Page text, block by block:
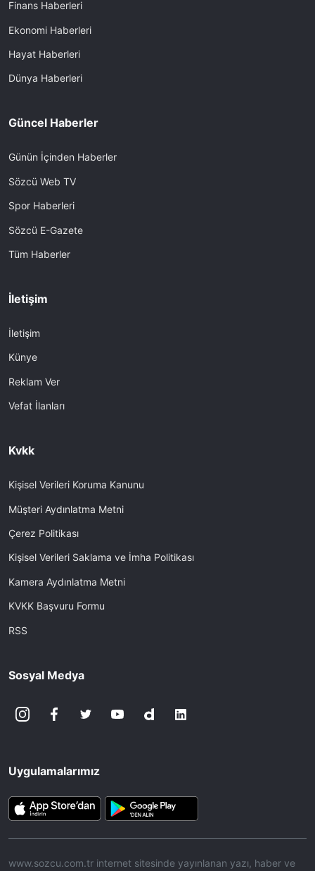
Finans Haberleri
Ekonomi Haberleri
Hayat Haberleri
Dünya Haberleri
Güncel Haberler
Günün İçinden Haberler
Sözcü Web TV
Spor Haberleri
Sözcü E-Gazete
Tüm Haberler
İletişim
İletişim
Künye
Reklam Ver
Vefat İlanları
Kvkk
Kişisel Verileri Koruma Kanunu
Müşteri Aydınlatma Metni
Çerez Politikası
Kişisel Verileri Saklama ve İmha Politikası
Kamera Aydınlatma Metni
KVKK Başvuru Formu
RSS
Sosyal Medya
Uygulamalarımız
www.sozcu.com.tr internet sitesinde yayınlanan yazı, haber ve